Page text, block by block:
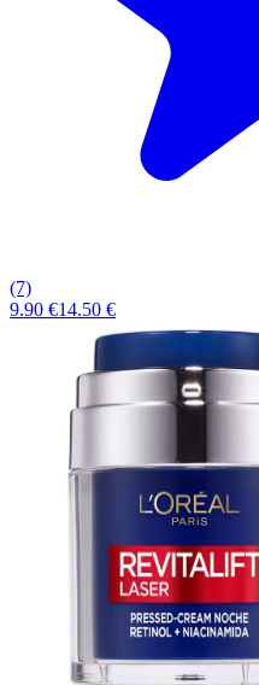
(7)
9.90 €14.50 €